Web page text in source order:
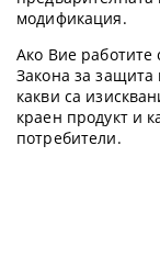
модификация.
Ако Вие работите
Закона за защита
какви са
краен продукт и
потребители.